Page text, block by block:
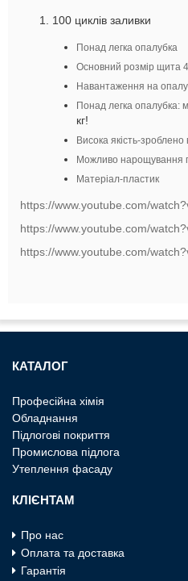
100 циклiв заливки
Понад легка опалубка
Основний розмір щита
Навантаження на
Понад легка опалубка:
кг!
Висока якість-зроблено в
Можливо нарощування
Матеріал-пластик
https://www.youtube.com/
https://www.youtube.com/
https://www.youtube.com/
КАТАЛОГ
Професiйна хiмiя
Обладнання
Пiдлоговi покриття
Промислова пiдлога
Утеплення фасаду
КЛІЄНТАМ
Про нас
Оплата та доставка
Гарантія